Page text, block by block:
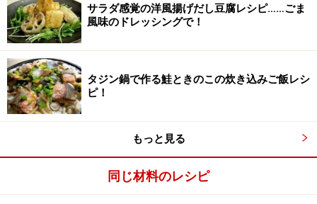
3
湯を沸かし、新生姜に万遍なくかける。
湯を沸かし、2の新生姜に万遍なくかけます。
サラダ感覚の洋風揚げだし豆腐レシピ……ごま
風味のドレッシングで！
タジン鍋で作る鮭ときのこの炊き込みご飯レシ
ピ！
もっと見る
同じ材料のレシピ